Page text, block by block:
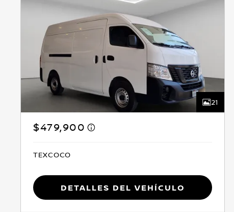
21
$479,900
TEXCOCO
Detalles del vehículo